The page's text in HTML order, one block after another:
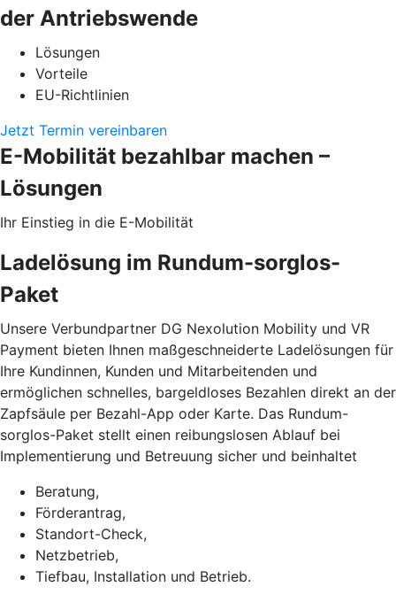
der Antriebswende
Lösungen
Vorteile
EU-Richtlinien
Jetzt Termin vereinbaren
E-Mobilität bezahlbar machen –
Lösungen
Ihr Einstieg in die E-Mobilität
Ladelösung im Rundum-sorglos-
Paket
Unsere Verbundpartner DG Nexolution Mobility und VR
Payment bieten Ihnen maßgeschneiderte Ladelösungen für
Ihre Kundinnen, Kunden und Mitarbeitenden und
ermöglichen schnelles, bargeldloses Bezahlen direkt an der
Zapfsäule per Bezahl-App oder Karte. Das Rundum-
sorglos-Paket stellt einen reibungslosen Ablauf bei
Implementierung und Betreuung sicher und beinhaltet
Beratung,
Förderantrag,
Standort-Check,
Netzbetrieb,
Tiefbau, Installation und Betrieb.